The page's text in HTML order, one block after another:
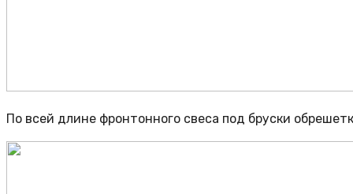
По всей длине фронтонного свеса под бруски